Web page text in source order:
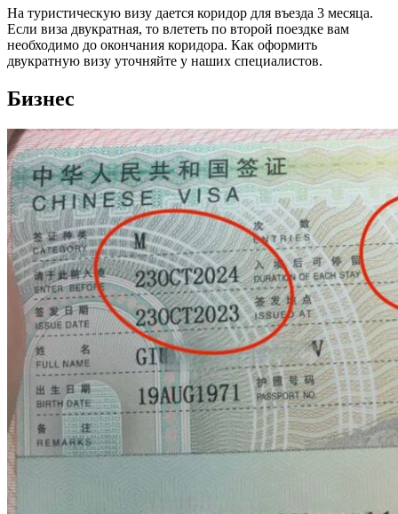
На туристическую визу дается коридор для въезда 3 месяца.
Если виза двукратная, то влететь по второй поездке вам
необходимо до окончания коридора. Как оформить
двукратную визу уточняйте у наших специалистов.
Бизнес